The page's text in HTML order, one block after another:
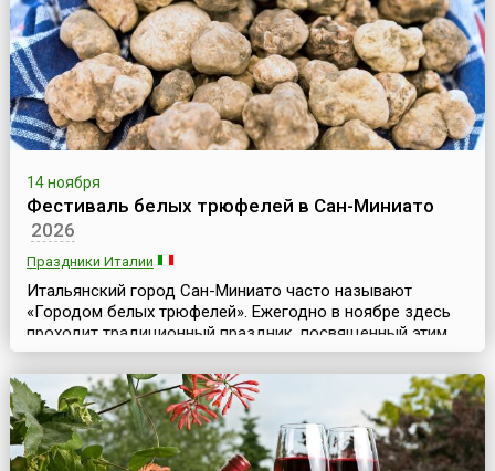
14 ноября
Фестиваль белых трюфелей в Сан-Миниато
2026
Праздники Италии
Итальянский город Сан-Миниато часто называют
«Городом белых трюфелей». Ежегодно в ноябре здесь
проходит традиционный праздник, посвященный этим
замечательным грибам, – Фестиваль белых трюфелей.
Он проходит по субботам и воскресеньям в ноябре,
начиная примерно с середины месяца, привлекая
гурманов со всего мира. Белый трюфель – гордость
Италии, а белые трюфели из этого района называют
«Королем ...